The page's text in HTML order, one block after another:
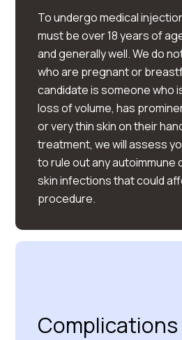
To undergo medical
must be over 18 years of
and generally well. We do
who are pregnant or
candidate is someone who
loss of volume, has
or very thin skin on their
treatment, we will assess
to rule out any autoimmune
skin infections that could
procedure.
Complications